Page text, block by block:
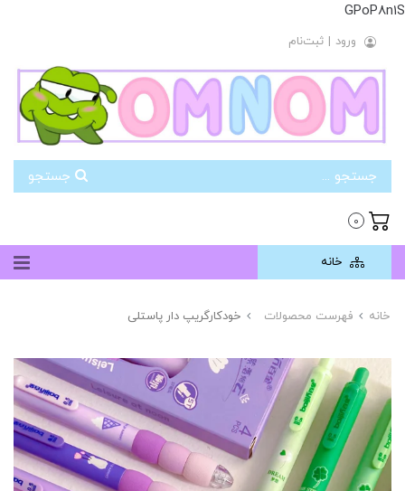
GPoP8n1S
ورود | ثبت‌نام
0
خانه
خانه فهرست محصولات خودکارگریپ دار پاستلی